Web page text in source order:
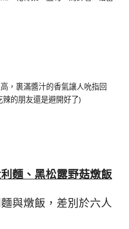
，裹滿醬汁的香氣讓人吮指回
的朋友還是避開好了)
麵、黑松露野菇燉飯
與燉飯，差別於六人